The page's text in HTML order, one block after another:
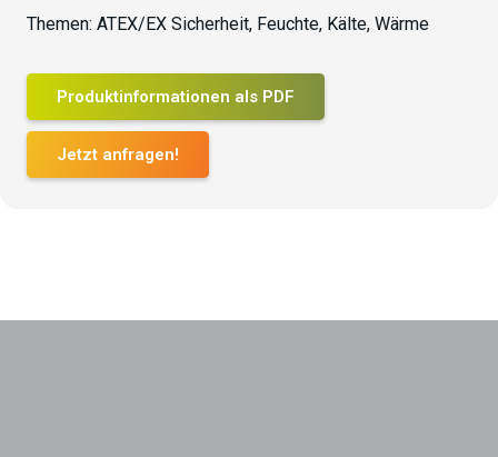
Themen: ATEX/EX Sicherheit, Feuchte, Kälte, Wärme
Produktinformationen als PDF
Jetzt anfragen!